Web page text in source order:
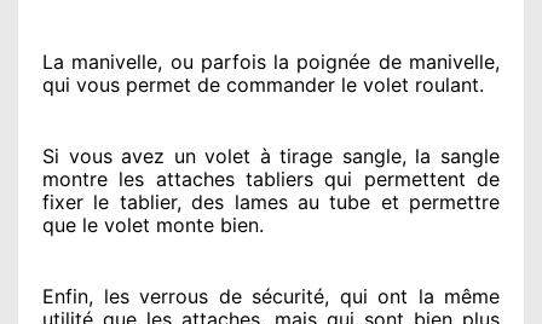
La manivelle, ou parfois la poignée de manivelle,
qui vous permet de commander le volet roulant.
Si vous avez un volet à tirage sangle, la sangle
montre les attaches tabliers qui permettent de
fixer le tablier, des lames au tube et permettre
que le volet monte bien.
Enfin, les verrous de sécurité, qui ont la même
utilité que les attaches, mais qui sont bien plus